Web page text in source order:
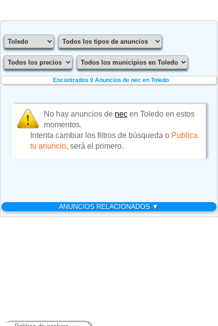
Encontrados 0Anuncios de nec en Toledo
No hay anuncios de nec en Toledo en estos
momentos.
Intenta cambiar los filtros de búsqueda o Publica
tu anuncio, será el primero.
ANUNCIOS RELACIONADOS ▼